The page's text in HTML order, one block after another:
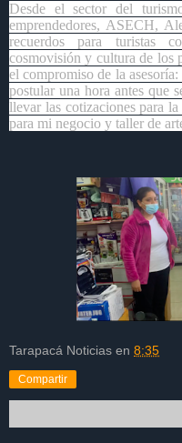
Desde el sector del
emprendedores, ASECH,
recuerdos para turistas
cosmovisión y cultura de los
el compromiso de la
postular una hora antes que
llevar las cotizaciones para
para mi negocio y taller de
Tarapacá Noticias en 8:35
Compartir